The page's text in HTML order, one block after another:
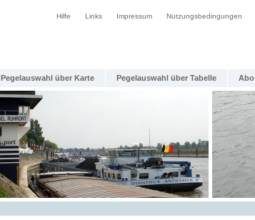
Hilfe Links Impressum Nutzungsbedingungen
Pegelauswahl über Karte Pegelauswahl über Tabelle Abo